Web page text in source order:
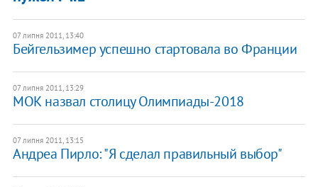
07 липня 2011, 13:40
Бейгельзимер успешно стартовала во Франции
07 липня 2011, 13:29
МОК назвал столицу Олимпиады-2018
07 липня 2011, 13:15
Андреа Пирло: "Я сделал правильный выбор"